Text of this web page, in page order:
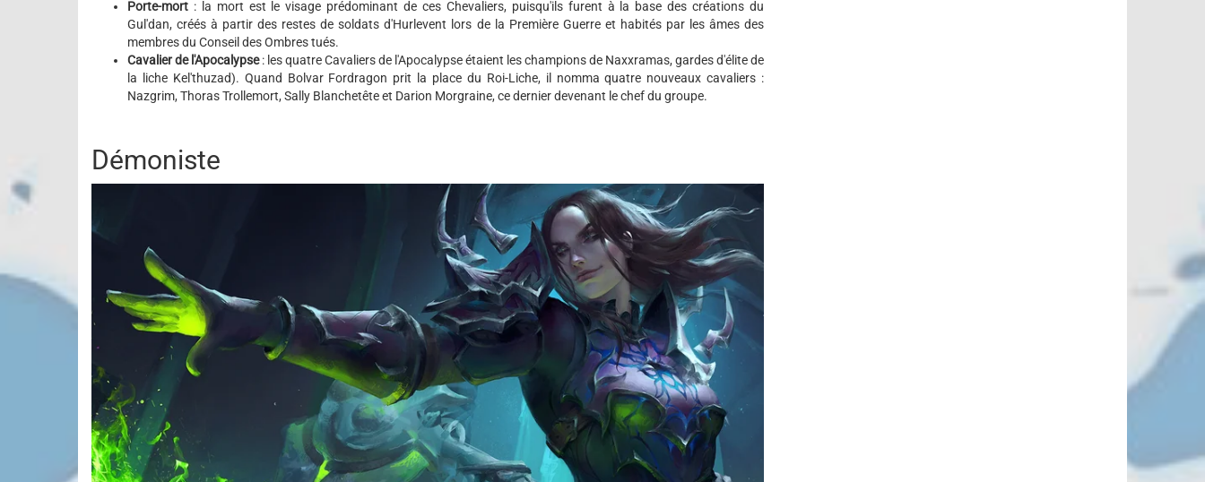
Porte-mort : la mort est le visage prédominant de ces Chevaliers, puisqu'ils furent à la base des créations du
Gul'dan, créés à partir des restes de soldats d'Hurlevent lors de la Première Guerre et habités par les âmes des
membres du Conseil des Ombres tués.
Cavalier de l'Apocalypse: les quatre Cavaliers de l'Apocalypse étaient les champions de Naxxramas, gardes d'élite de
la liche Kel'thuzad). Quand Bolvar Fordragon prit la place du Roi-Liche, il nomma quatre nouveaux cavaliers :
Nazgrim, Thoras Trollemort, Sally Blanchetête et Darion Morgraine, ce dernier devenant le chef du groupe.
Démoniste